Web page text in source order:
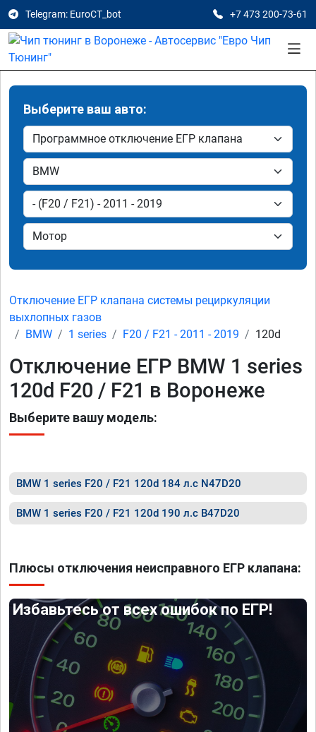
Telegram: EuroCT_bot +7 473 200-73-61
Выберите ваш авто:
Отключение ЕГР клапана системы рециркуляции
выхлопных газов
BMW
1 series F20 / F21 - 2011 - 2019 120d
Отключение ЕГР BMW 1 series
120d F20 / F21 в Воронеже
Выберите вашу модель:
BMW 1 series F20 / F21 120d 184 л.с N47D20
BMW 1 series F20 / F21 120d 190 л.с B47D20
Плюсы отключения неисправного ЕГР клапана:
Избавьтесь от всех ошибок по ЕГР!